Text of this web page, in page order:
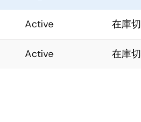
Active 在庫
Active 在庫